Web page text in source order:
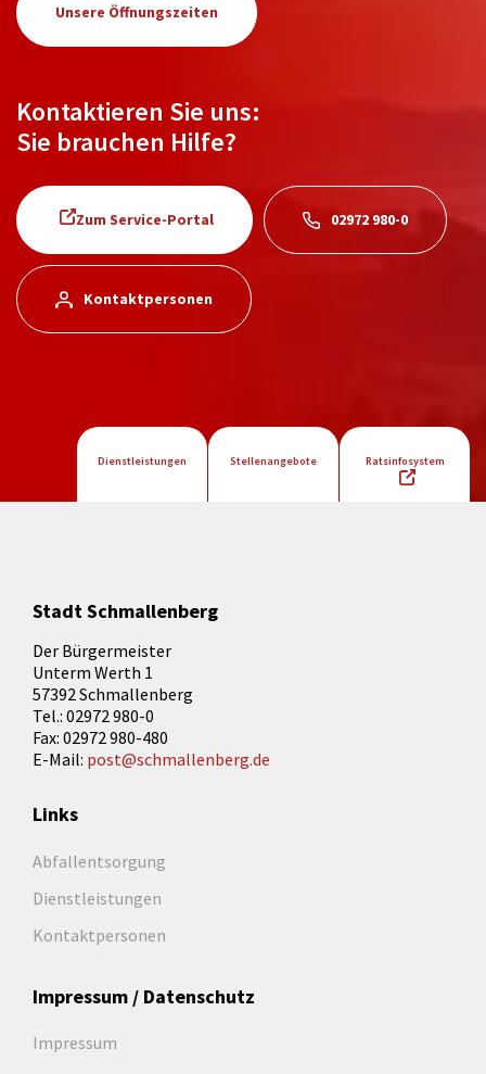
Unsere Öffnungszeiten
Kontaktieren Sie uns:
Sie brauchen Hilfe?
Zum Service-Portal 02972 980-0
Kontaktpersonen
Dienstleistungen Stellenangebote Ratsinfosystem
Stadt Schmallenberg
Der Bürgermeister
Unterm Werth 1
57392 Schmallenberg
Tel.: 02972 980-0
Fax: 02972 980-480
E-Mail: post@schmallenberg.de
Links
Abfallentsorgung
Dienstleistungen
Kontaktpersonen
Impressum / Datenschutz
Impressum